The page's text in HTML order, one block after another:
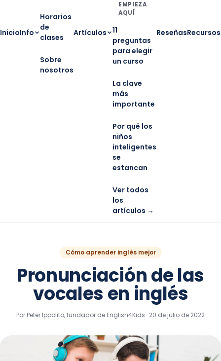
InicioInfo
Horarios
de
clases
Sobre
nosotros
Artículos
EMPIEZA
AQUÍ
11
preguntas
para elegir
un curso
La clave
más
importante
Por qué los
niños
inteligentes
se
estancan
Ver todos
los
artículos →
ReseñasRecursos
Cómo aprender inglés mejor
Pronunciación de las
vocales en inglés
Por Peter Ippolito, fundador de English4Kids · 20 de julio de 2022